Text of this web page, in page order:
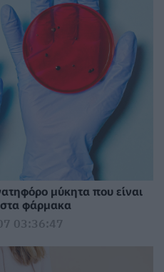
μύκητα που είναι
στα φάρμακα
03:36:47